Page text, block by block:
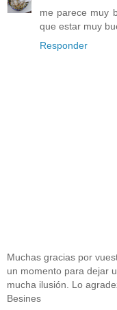
me parece muy
que estar muy
Responder
Muchas gracias por
un momento para dejar
mucha ilusión. Lo
Besines